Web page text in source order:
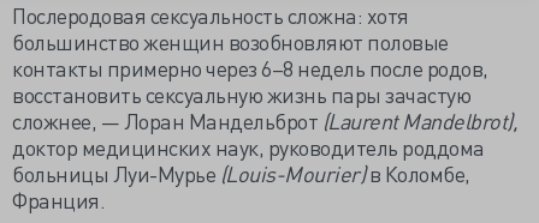
Послеродовая сексуальность сложна: хотя
большинство женщин возобновляют половые
контакты примерно через 6–8 недель после родов,
восстановить сексуальную жизнь пары зачастую
сложнее, — Лоран Мандельброт (Laurent Mandelbrot),
доктор медицинских наук, руководитель роддома
больницы Луи-Мурье (Louis-Mourier)в Коломбе,
Франция.